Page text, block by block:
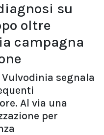
su
oltre
campagna
segnala
Al via una
per